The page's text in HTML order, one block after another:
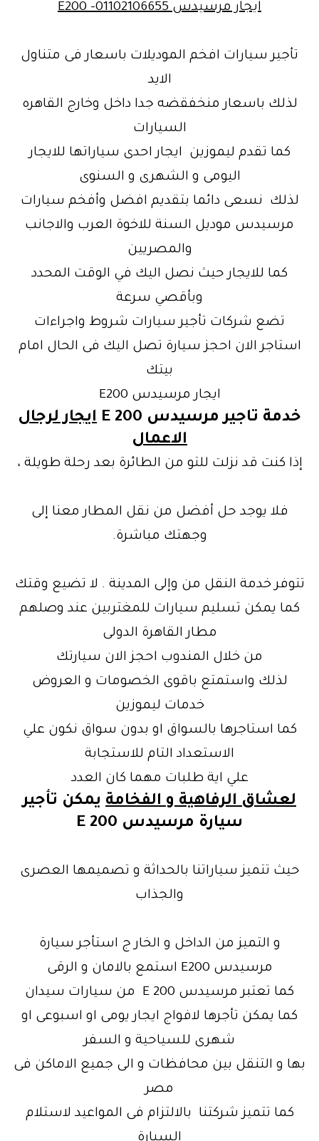
ايجار مرسيدس E200 -01102106655
تأجير سيارات افخم الموديلات باسعار فى متناول
الايد
لذلك باسعار منخفقضه جدا داخل وخارج القاهره
السيارات
كما تقدم ليموزين ايجار احدى سياراتها للايجار
اليومى و الشهرى و السنوى
لذلك نسعى دائما بتقديم افضل وأفخم سيارات
مرسيدس موديل السنة للاخوة العرب والاجانب
والمصريين
كما للايجار حيث نصل اليك في الوقت المحدد
وبأقصي سرعة
تضع شركات تأجير سيارات شروط واجراءات
استاجر الان احجز سيارة تصل اليك فى الحال امام
بيتك
ايجار مرسيدس E200
خدمة تاجير مرسيدس E 200
ايجار لرجال
الاعمال
إذا كنت قد نزلت للتو من الطائرة بعد رحلة طويلة ،
فلا يوجد حل أفضل من نقل المطار معنا إلى
وجهتك مباشرة.
تتوفر خدمة النقل من وإلى المدينة . لا تضيع وقتك
كما يمكن تسليم سيارات للمغتربين عند وصلهم
مطار القاهرة الدولى
من خلال المندوب احجز الان سيارتك
لذلك واستمتع باقوى الخصومات و العروض
خدمات ليموزين
كما استاجرها بالسواق او بدون سواق نكون علي
الاستعداد التام للاستجابة
علي اية طلبات مهما كان العدد
لعشاق الرفاهية و الفخامة يمكن تأجير
سيارة مرسيدس E 200
حيث تتميز سياراتنا بالحداثة و تصميمها العصرى
والجذاب
و التميز من الداخل و الخار ج استأجر سيارة
مرسيدس E200 استمع بالامان و الرقى
كما تعتبر مرسيدس E 200 من سيارات سيدان
كما يمكن تأجرها لافواج ايجار يومى او اسبوعى او
شهرى للسياحية و السفر
بها و التنقل بين محافظات و الى جميع الاماكن فى
مصر
كما تتميز شركتنا بالالتزام فى المواعيد لاستلام